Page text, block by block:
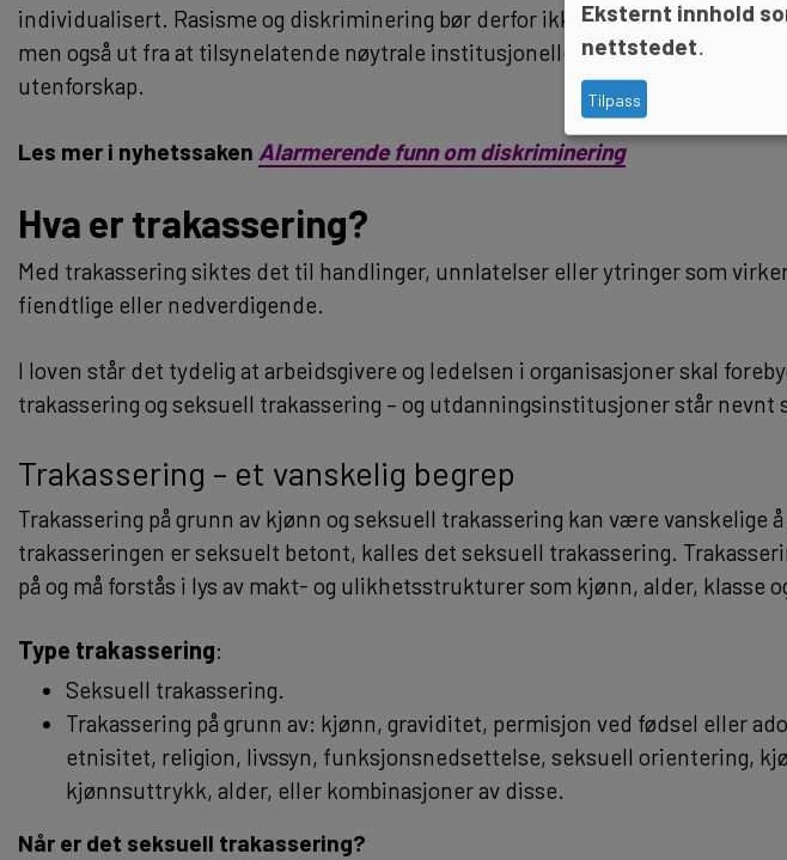
individualisert. Rasisme og diskriminering bør derfor ikke bare defineres ut
men også ut fra at tilsynelatende nøytrale institusjonelle praksiser og
utenforskap.
Les mer i nyhetssaken Alarmerende funn om diskriminering
Hva er trakassering?
Med trakassering siktes det til handlinger, unnlatelser eller ytringer som
fiendtlige eller nedverdigende.
I loven står det tydelig at arbeidsgivere og ledelsen i organisasjoner skal
trakassering og seksuell trakassering – og utdanningsinstitusjoner står nevnt
Trakassering – et vanskelig begrep
Trakassering på grunn av kjønn og seksuell trakassering kan være vanskelige
trakasseringen er seksuelt betont, kalles det seksuell trakassering.
på og må forstås i lys av makt- og ulikhetsstrukturer som kjønn, alder, klasse
Type trakassering:
Seksuell trakassering.
Trakassering på grunn av: kjønn, graviditet, permisjon ved fødsel eller
etnisitet, religion, livssyn, funksjonsnedsettelse, seksuell orientering,
kjønnsuttrykk, alder, eller kombinasjoner av disse.
Når er det seksuell trakassering?
Eksternt innhold
nettstedet.
Tilpass